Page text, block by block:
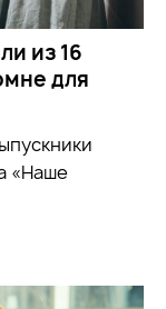
из 16
для
«Наше